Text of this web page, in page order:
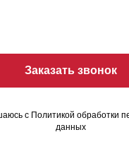
Заказать звонок
с Политикой обработки
данных